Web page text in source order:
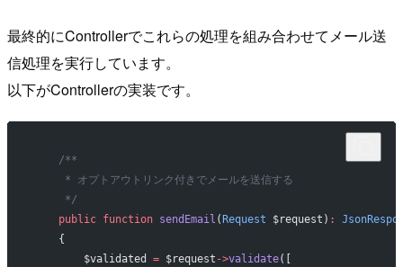
最終的にControllerでこれらの処理を組み合わせてメール送
信処理を実行しています。
以下がControllerの実装です。
    /**
     * オプトアウトリンク付きでメールを送信する
     */
    public
function sendEmail ( Request $request) :
    {
        $validated
= $request ->validate([